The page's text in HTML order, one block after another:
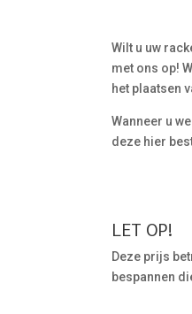
Wilt u uw
met ons op!
het plaatsen
Wanneer u
deze hier
LET OP!
Deze prijs
bespannen